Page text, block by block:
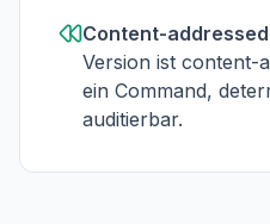
Content-addressed
Version ist content-
ein Command,
auditierbar.